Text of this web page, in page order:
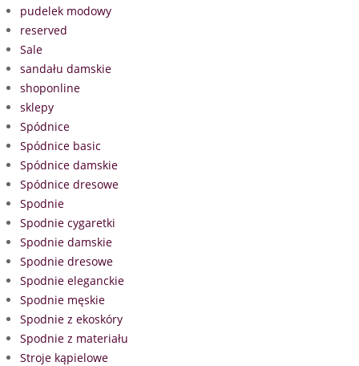
pudelek modowy
reserved
Sale
sandału damskie
shoponline
sklepy
Spódnice
Spódnice basic
Spódnice damskie
Spódnice dresowe
Spodnie
Spodnie cygaretki
Spodnie damskie
Spodnie dresowe
Spodnie eleganckie
Spodnie męskie
Spodnie z ekoskóry
Spodnie z materiału
Stroje kąpielowe